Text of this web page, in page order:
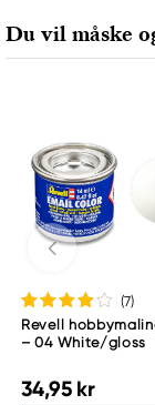
Du vil måske
(7)
Revell
– 04 White/gloss
34,95 kr